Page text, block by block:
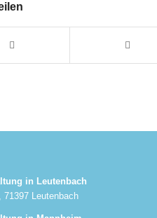
in Leutenbach
71397 Leutenbach